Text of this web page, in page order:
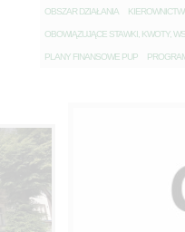
OBSZAR DZIAŁANIA K
OBOWIĄZUJĄCE STAWKI, KWOTY,
PLANY FINANSOWE PUP P